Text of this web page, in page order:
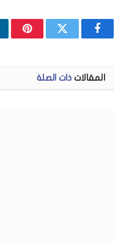
فيسبوكتويتر
المقالات ذات الصلة